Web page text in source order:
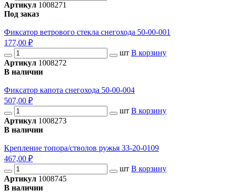
Артикул 1008271
Под заказ
Фиксатор ветрового стекла снегохода 50-00-001
177,00 ₽
шт В корзину
Артикул 1008272
В наличии
Фиксатор капота снегохода 50-00-004
507,00 ₽
шт В корзину
Артикул 1008273
В наличии
Крепление топора/стволов ружья 33-20-0109
467,00 ₽
шт В корзину
Артикул 1008745
В наличии